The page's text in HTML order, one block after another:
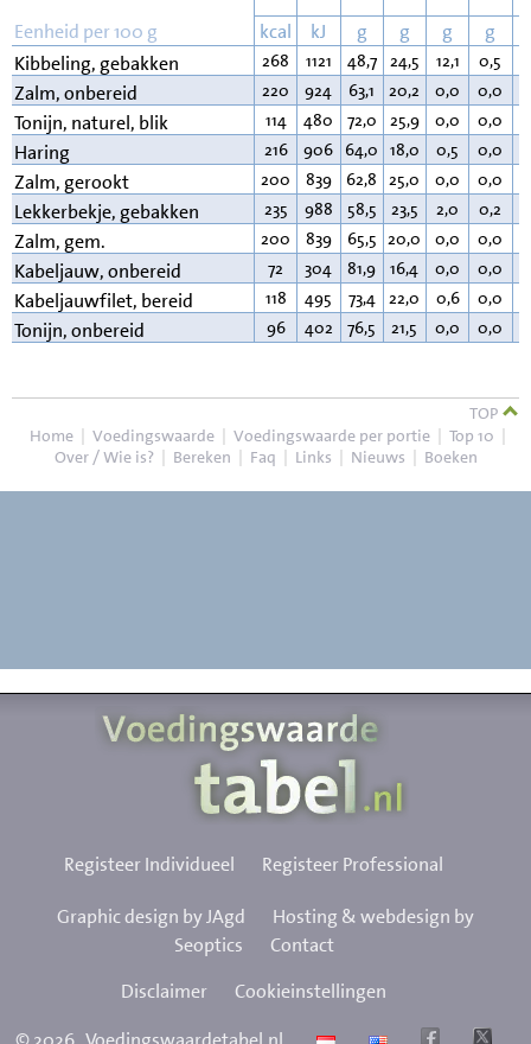
Eenheid per 100 g kcal kJ g g g g
Kibbeling, gebakken
268 1121 48,7 24,5 12,1 0,5
Zalm, onbereid 220 924 63,1 20,2 0,0 0,0
Tonijn, naturel, blik 114 480 72,0 25,9 0,0 0,0
Haring 216 906 64,0 18,0 0,5 0,0
Zalm, gerookt 200 839 62,8 25,0 0,0 0,0
Lekkerbekje, gebakken 235 988 58,5 23,5 2,0 0,2
Zalm, gem. 200 839 65,5 20,0 0,0 0,0
Kabeljauw, onbereid 72 304 81,9 16,4 0,0 0,0
Kabeljauwfilet, bereid 118 495 73,4 22,0 0,6 0,0
Tonijn, onbereid 96 402 76,5 21,5 0,0 0,0
TOP
Home | Voedingswaarde | Voedingswaarde per portie | Top 10 |
Over / Wie is? | Bereken | Faq | Links | Nieuws | Boeken
Registeer Individueel Registeer Professional
Graphic design by JAgd
Hosting & webdesign by
Seoptics
Contact
Disclaimer
Cookieinstellingen